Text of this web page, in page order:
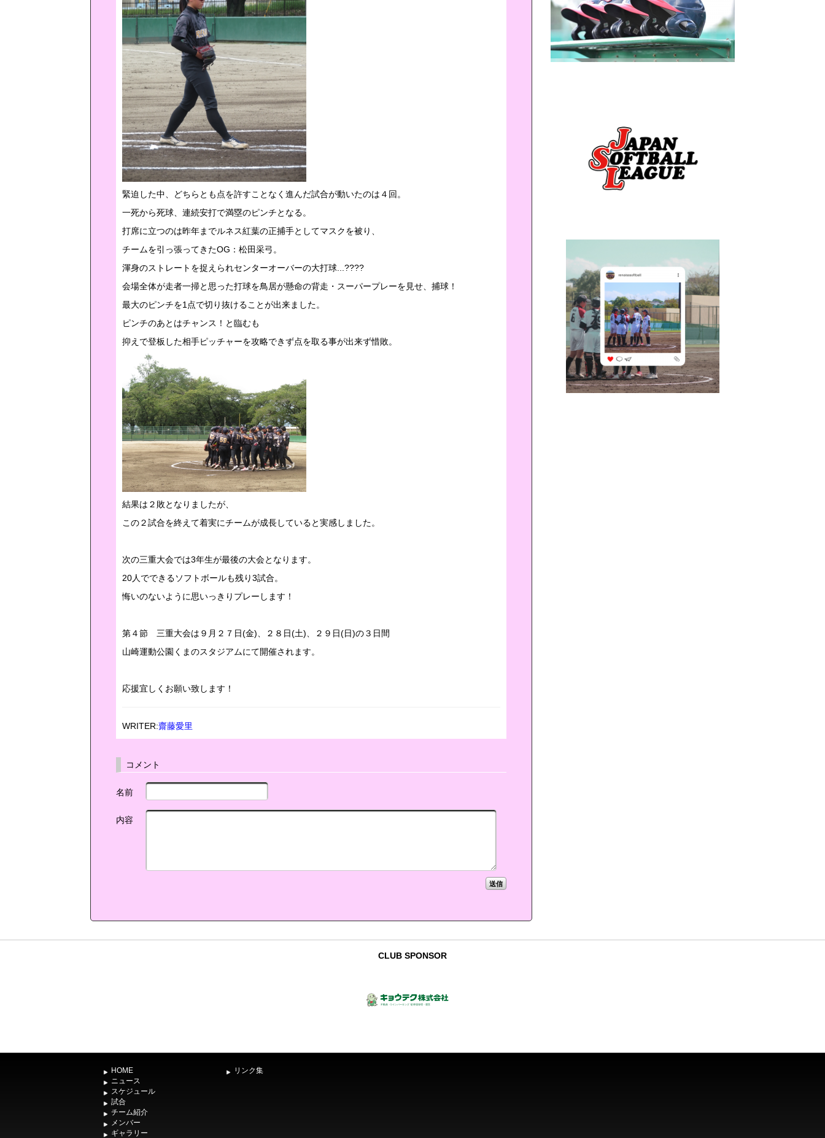
緊迫した中、どちらとも点を許すことなく進んだ試合が動いたのは４回。
一死から死球、連続安打で満塁のピンチとなる。
打席に立つのは昨年までルネス紅葉の正捕手としてマスクを被り、
チームを引っ張ってきたOG：松田采弓。
渾身のストレートを捉えられセンターオーバーの大打球...????
会場全体が走者一掃と思った打球を鳥居が懸命の背走・スーパープレーを見せ、捕球！
最大のピンチを1点で切り抜けることが出来ました。
ピンチのあとはチャンス！と臨むも
抑えで登板した相手ピッチャーを攻略できず点を取る事が出来ず惜敗。
結果は２敗となりましたが、
この２試合を終えて着実にチームが成長していると実感しました。
次の三重大会では3年生が最後の大会となります。
20人でできるソフトボールも残り3試合。
悔いのないように思いっきりプレーします！
第４節 三重大会は９月２７日(金)、２８日(土)、２９日(日)の３日間
山崎運動公園くまのスタジアムにて開催されます。
応援宜しくお願い致します！
WRITER:齋藤愛里
コメント
名前
内容
CLUB SPONSOR
HOME
ニュース
スケジュール
試合
チーム紹介
メンバー
ギャラリー
リンク集